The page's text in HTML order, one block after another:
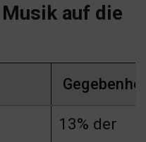
auf die
13% der